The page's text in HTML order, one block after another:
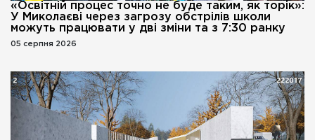
«Освітній процес точно не буде таким, як торік»:
У Миколаєві через загрозу обстрілів школи
можуть працювати у дві зміни та з 7:30 ранку
05 серпня 2026